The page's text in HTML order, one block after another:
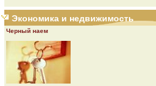
Экономика и недвижимость
Черный наем